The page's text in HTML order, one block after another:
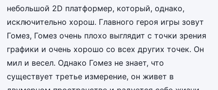
небольшой 2D платформер, который, однако,
исключительно хорош. Главного героя игры зовут
Гомез, Гомез очень плохо выглядит с точки зрения
графики и очень хорошо со всех других точек. Он
мил и весел. Однако Гомез не знает, что
существует третье измерение, он живет в